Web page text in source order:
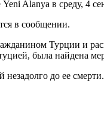
Yeni Alanya в среду, 4
в сообщении.
Турции и
была найдена
незадолго до ее